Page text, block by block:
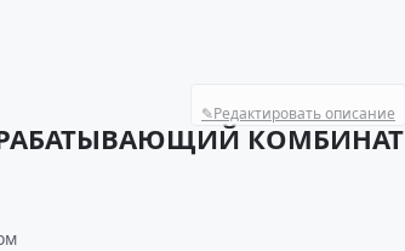
✎Редактировать описание
КОМБИНАТ